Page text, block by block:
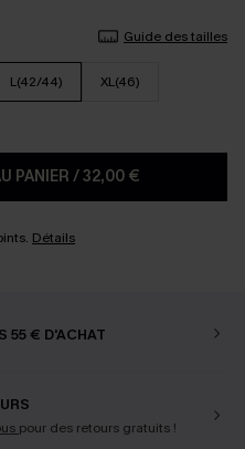
Guide des tailles
L(42/44) XL(46)
PANIER /32,00 €
Détails
55 € D'ACHAT
pour des retours gratuits !